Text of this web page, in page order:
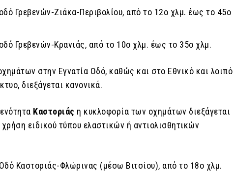
Γρεβενών-Ζιάκα-Περιβολίου, από το 12ο χλμ. έως το 45ο
Γρεβενών-Κρανιάς, από το 10ο χλμ. έως το 35ο χλμ.
στην Εγνατία Οδό, καθώς και στο Εθνικό και λοιπό
διεξάγεται κανονικά.
Καστοριάς η κυκλοφορία των οχημάτων διεξάγεται
ειδικού τύπου ελαστικών ή αντιολισθητικών
Καστοριάς-Φλώρινας (μέσω Βιτσίου), από το 18ο χλμ.